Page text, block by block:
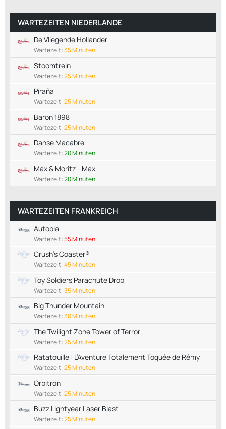
WARTEZEITEN NIEDERLANDE
De Vliegende Hollander
Wartezeit:35 Minuten
Stoomtrein
Wartezeit:25 Minuten
Piraña
Wartezeit:25 Minuten
Baron 1898
Wartezeit:25 Minuten
Danse Macabre
Wartezeit:20 Minuten
Max & Moritz - Max
Wartezeit:20 Minuten
WARTEZEITEN FRANKREICH
Autopia
Wartezeit:55 Minuten
Crush's Coaster®
Wartezeit:45 Minuten
Toy Soldiers Parachute Drop
Wartezeit:35 Minuten
Big Thunder Mountain
Wartezeit:30 Minuten
The Twilight Zone Tower of Terror
Wartezeit:25 Minuten
Ratatouille : L’Aventure Totalement Toquée de Rémy
Wartezeit:25 Minuten
Orbitron
Wartezeit:25 Minuten
Buzz Lightyear Laser Blast
Wartezeit:25 Minuten